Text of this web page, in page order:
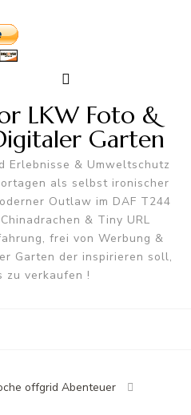
LKW Foto &
Garten
Erlebnisse & Umweltschutz
als selbst ironischer
Outlaw im DAF T244
& Tiny URL
frei von Werbung &
Garten der inspirieren soll,
zu verkaufen !
offgrid Abenteuer